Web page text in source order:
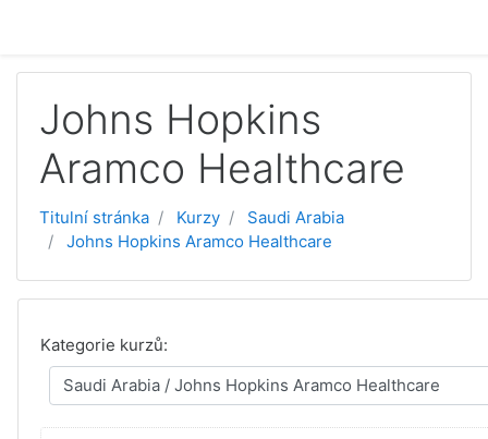
Johns Hopkins
Aramco Healthcare
Titulní stránka Kurzy
Saudi Arabia
Johns Hopkins Aramco Healthcare
Kategorie kurzů: